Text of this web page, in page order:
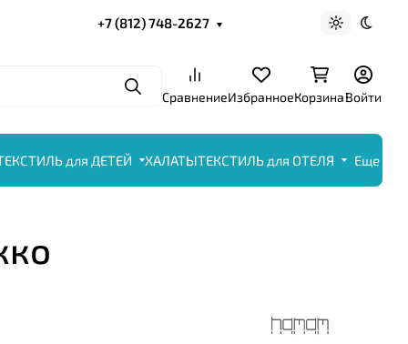
+7 (812) 748-2627 Светлая
ПоискСравнениеИзбранноеКорзинаВойти
для ДЕТЕЙ ХАЛАТЫТЕКСТИЛЬ для ОТЕЛЯ Еще